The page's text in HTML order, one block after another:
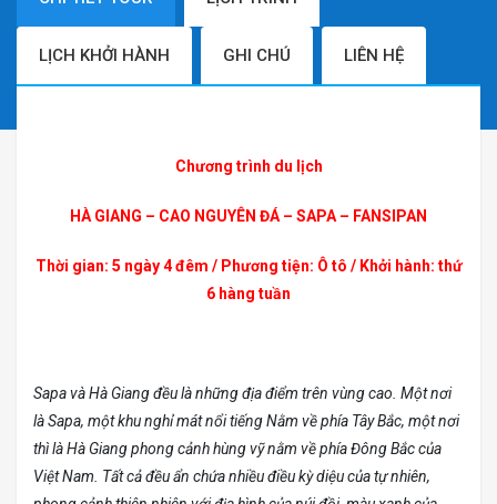
LỊCH KHỞI HÀNH GHI CHÚ LIÊN HỆ
Chương trình du lịch
HÀ GIANG – CAO NGUYÊN ĐÁ – SAPA – FANSIPAN
Thời gian: 5 ngày 4 đêm / Phương tiện: Ô tô / Khởi hành: thứ
6 hàng tuần
Sapa và Hà Giang đều là những địa điểm trên vùng cao. Một nơi
là Sapa, một khu nghỉ mát nổi tiếng Nằm về phía Tây Bắc, một nơi
thì là Hà Giang phong cảnh hùng vỹ nằm về phía Đông Bắc của
Việt Nam. Tất cả đều ẩn chứa nhiều điều kỳ diệu của tự nhiên,